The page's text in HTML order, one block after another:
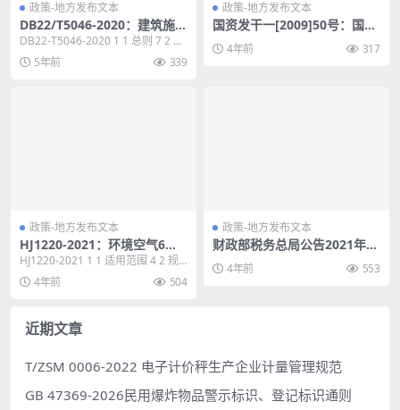
政策-地方发布文本
DB22/T5046-2020：建筑施工
企业生产安全风险管控标准
DB22-T5046-2020 1 1 总则 7 2 术
语 8 3 基本规定 1...
5年前 339
政策-地方发布文本
国资发干一[2009]50号：国务
院国有资产监督管理委员会关
于印发《董事会试点中央企业
4年前 317
政策-地方发布文本
HJ1220-2021：环境空气6种
挥发性羧酸类化合物的测定气
相色谱-质谱法
HJ1220-2021 1 1 适用范围 4 2 规
范性引用文件 4 3 方法原...
4年前 504
政策-地方发布文本
财政部税务总局公告2021年第
7号：关于延续实施应对疫情
部分税费优惠政策的公告
4年前 553
近期文章
T/ZSM 0006-2022 电子计价秤生产企业计量管理规范
GB 47369-2026民用爆炸物品警示标识、登记标识通则